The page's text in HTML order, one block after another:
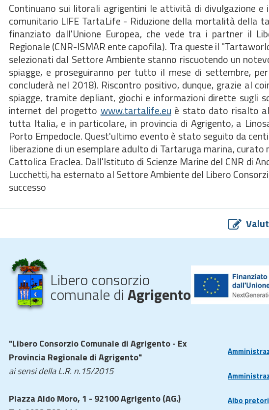
Continuano sui litorali agrigentini le attività di divulgazione
comunitario LIFE TartaLife - Riduzione della mortalità della
finanziato dall'Unione Europea, che vede tra i partner il
Regionale (CNR-ISMAR ente capofila). Tra queste il
selezionati dal Settore Ambiente stanno riscuotendo un
spiagge, e proseguiranno per tutto il mese di settembre,
concluderà nel 2018). Riscontro positivo, dunque, grazie al
spiagge, tramite depliant, giochi e informazioni dirette sugli
internet del progetto www.tartalife.eu è stato dato risalto
tutta Italia, e in particolare, in provincia di Agrigento, a
Porto Empedocle. Quest'ultimo evento è stato seguito da
liberazione di un esemplare adulto di Tartaruga marina,
Cattolica Eraclea. Dall'Istituto di Scienze Marine del CNR di
Lucchetti, ha esternato al Settore Ambiente del Libero
successo
Libero consorzio
comunale diAgrigento
"Libero Consorzio Comunale di Agrigento - Ex
Provincia Regionale di Agrigento"
ai sensi della L.R. n.15/2015
Piazza Aldo Moro, 1 - 92100 Agrigento (AG.)
Albo